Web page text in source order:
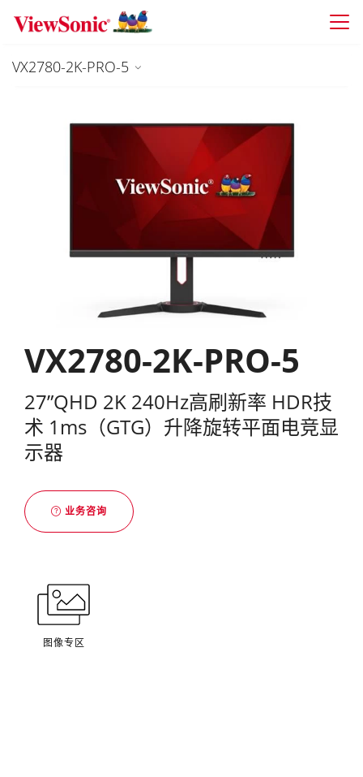
Skip to main content
VX2780-2K-PRO-5
VX2780-2K-PRO-5
27”QHD 2K 240Hz高刷新率 HDR技
术 1ms（GTG）升降旋转平面电竞显
示器
业务咨询
图像专区